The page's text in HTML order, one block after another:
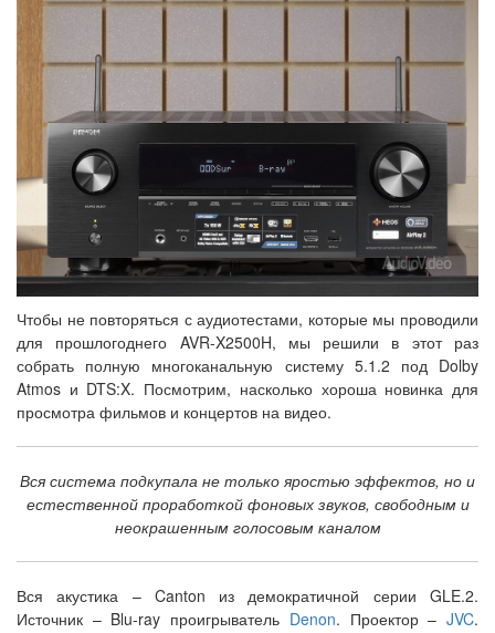
Чтобы не повторяться с аудиотестами, которые мы проводили
для прошлогоднего AVR-X2500H, мы решили в этот раз
собрать полную многоканальную систему 5.1.2 под Dolby
Atmos и DTS:X. Посмотрим, насколько хороша новинка для
просмотра фильмов и концертов на видео.
Вся система подкупала не только яростью эффектов, но и
естественной проработкой фоновых звуков, свободным и
неокрашенным голосовым каналом
Вся акустика – Canton из демократичной серии GLE.2.
Источник – Blu-ray проигрыватель Denon. Проектор –JVC.